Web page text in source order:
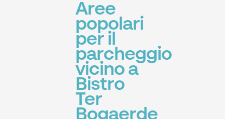
Aree
popolari
per il
parcheggio
vicino a
Bistro
Ter
Bogaerde